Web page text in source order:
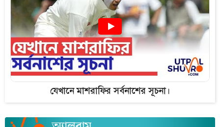
যেখানে মাশরাফির সর্বনাশের সূচনা।